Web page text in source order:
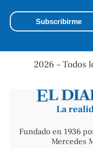
2026 – Todos
La
Fundado en 1936
Mercedes